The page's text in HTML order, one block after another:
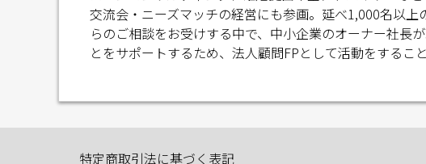
交流会・ニーズマッチの経営にも参画。延べ1,000名以
らのご相談をお受けする中で、中小企業のオーナー社⾧
とをサポートするため、法人顧問FPとして活動をするこ
特定商取引法に基づく表記